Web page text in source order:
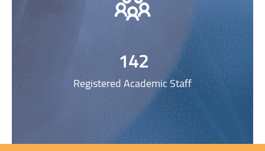
142
Registered Academic Staff